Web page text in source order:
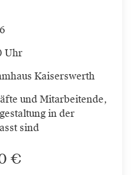
Uhr
Kaiserswerth
und Mitarbeitende,
in der
sind
€